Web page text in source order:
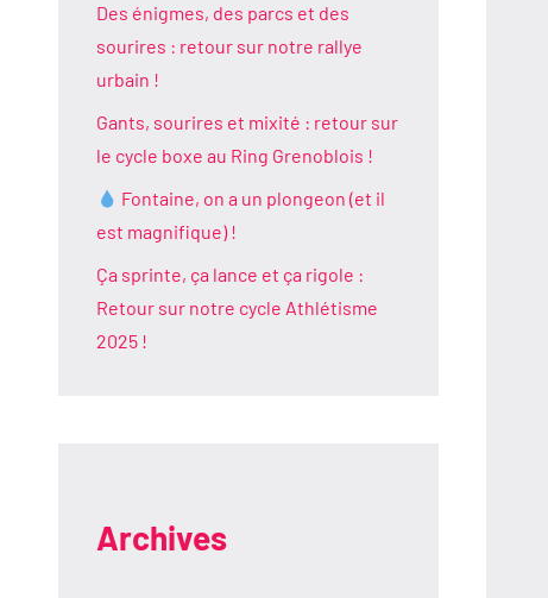
Des énigmes, des parcs et des
sourires : retour sur notre rallye
urbain !
Gants, sourires et mixité : retour sur
le cycle boxe au Ring Grenoblois !
Fontaine, on a un plongeon (et il
est magnifique) !
Ça sprinte, ça lance et ça rigole :
Retour sur notre cycle Athlétisme
2025 !
Archives